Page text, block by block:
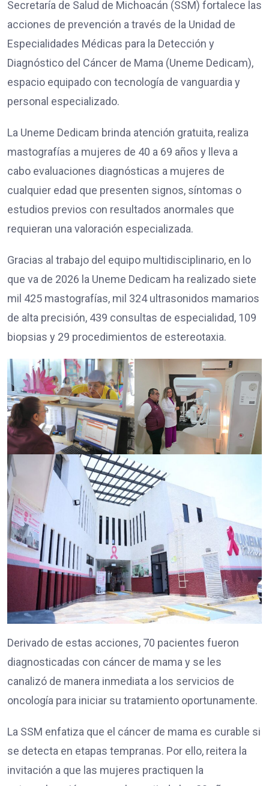
Secretaría de Salud de Michoacán (SSM) fortalece las
acciones de prevención a través de la Unidad de
Especialidades Médicas para la Detección y
Diagnóstico del Cáncer de Mama (Uneme Dedicam),
espacio equipado con tecnología de vanguardia y
personal especializado.
La Uneme Dedicam brinda atención gratuita, realiza
mastografías a mujeres de 40 a 69 años y lleva a
cabo evaluaciones diagnósticas a mujeres de
cualquier edad que presenten signos, síntomas o
estudios previos con resultados anormales que
requieran una valoración especializada.
Gracias al trabajo del equipo multidisciplinario, en lo
que va de 2026 la Uneme Dedicam ha realizado siete
mil 425 mastografías, mil 324 ultrasonidos mamarios
de alta precisión, 439 consultas de especialidad, 109
biopsias y 29 procedimientos de estereotaxia.
Derivado de estas acciones, 70 pacientes fueron
diagnosticadas con cáncer de mama y se les
canalizó de manera inmediata a los servicios de
oncología para iniciar su tratamiento oportunamente.
La SSM enfatiza que el cáncer de mama es curable si
se detecta en etapas tempranas. Por ello, reitera la
invitación a que las mujeres practiquen la